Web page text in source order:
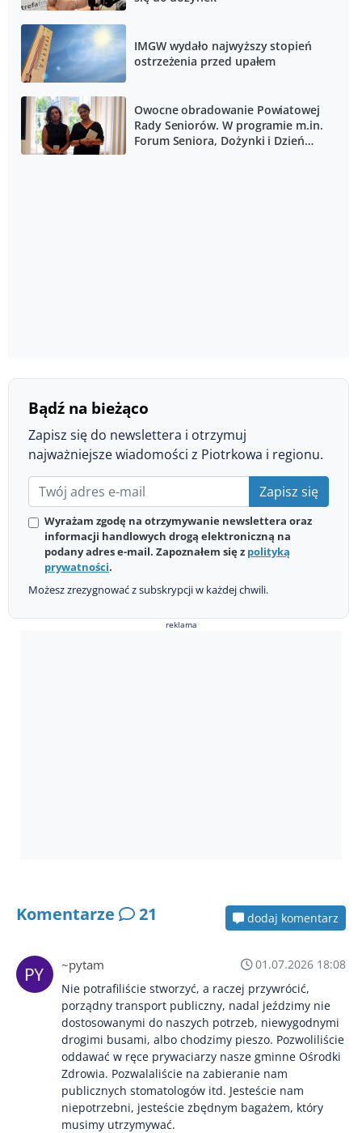
IMGW wydało najwyższy stopień
ostrzeżenia przed upałem
Owocne obradowanie Powiatowej
Rady Seniorów. W programie m.in.
Forum Seniora, Dożynki i Dzień
Bądź na bieżąco
Zapisz się do newslettera i otrzymuj
najważniejsze wiadomości z Piotrkowa i regionu.
Zapisz się
Wyrażam zgodę na otrzymywanie newslettera oraz
informacji handlowych drogą elektroniczną na
podany adres e-mail. Zapoznałem się z polityką
prywatności.
Możesz zrezygnować z subskrypcji w każdej chwili.
reklama
Komentarze 21 dodaj komentarz
~pytam
01.07.2026 18:08
Nie potrafiliście stworzyć, a raczej przywrócić,
porządny transport publiczny, nadal jeździmy nie
dostosowanymi do naszych potrzeb, niewygodnymi
drogimi busami, albo chodzimy pieszo. Pozwoliliście
oddawać w ręce prywaciarzy nasze gminne Ośrodki
Zdrowia. Pozwalaliście na zabieranie nam
publicznych stomatologów itd. Jesteście nam
niepotrzebni, jesteście zbędnym bagażem, który
musimy utrzymywać.